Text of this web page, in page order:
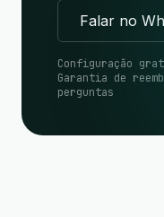
Falar no
Configuração
Garantia de
perguntas